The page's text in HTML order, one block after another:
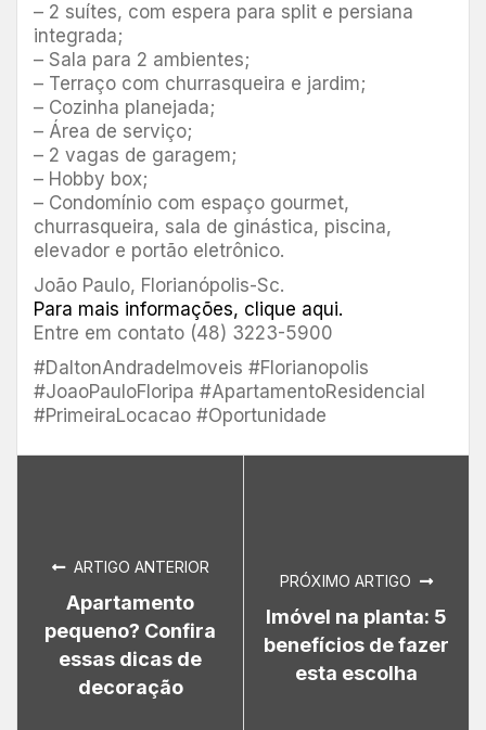
– 2 suítes, com espera para split e persiana
integrada;
– Sala para 2 ambientes;
– Terraço com churrasqueira e jardim;
– Cozinha planejada;
– Área de serviço;
– 2 vagas de garagem;
– Hobby box;
– Condomínio com espaço gourmet,
churrasqueira, sala de ginástica, piscina,
elevador e portão eletrônico.
João Paulo, Florianópolis-Sc.
Para mais informações, clique aqui.
Entre em contato (48) 3223-5900
#DaltonAndradeImoveis #Florianopolis
#JoaoPauloFloripa #ApartamentoResidencial
#PrimeiraLocacao #Oportunidade
ARTIGO ANTERIOR
Apartamento
pequeno? Confira
essas dicas de
decoração
PRÓXIMO ARTIGO
Imóvel na planta: 5
benefícios de fazer
esta escolha